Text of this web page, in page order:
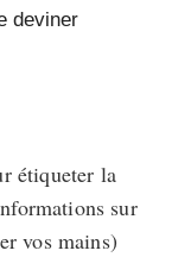
deviner
étiqueter la
sur
vos mains)